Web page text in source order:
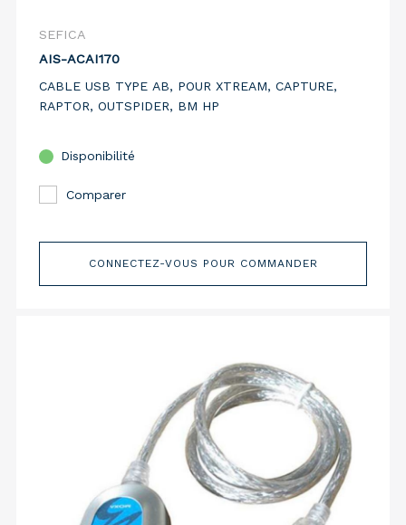
SEFICA
AIS-ACAI170
CABLE USB TYPE AB, POUR XTREAM, CAPTURE,
RAPTOR, OUTSPIDER, BM HP
Disponibilité
Comparer
CONNECTEZ-VOUS POUR COMMANDER